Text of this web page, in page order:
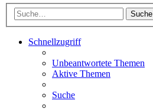
Suche
Schnellzugriff
Unbeantwortete Themen
Aktive Themen
Suche